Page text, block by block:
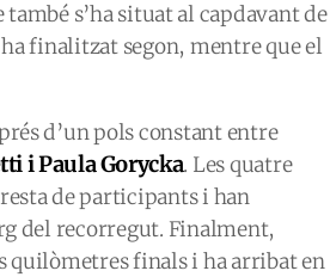
també s’ha situat al capdavant de
finalitzat segon, mentre que el
d’un pols constant entre
i Paula Gorycka. Les quatre
de participants i han
del recorregut. Finalment,
quilòmetres finals i ha arribat en